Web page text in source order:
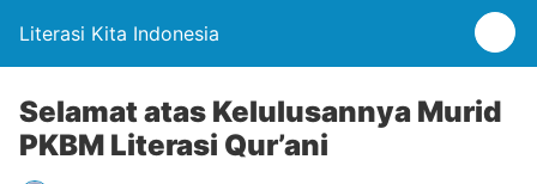
Literasi Kita Indonesia
Selamat atas Kelulusannya Murid
PKBM Literasi Qur’ani